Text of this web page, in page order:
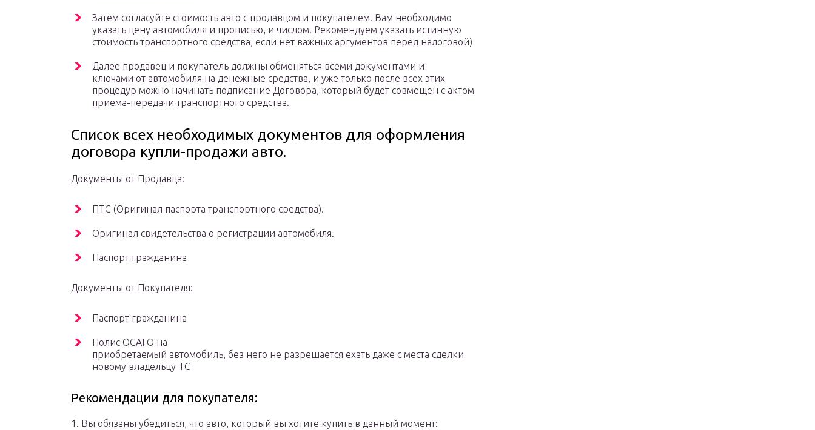
Затем согласуйте стоимость авто с продавцом и покупателем. Вам необходимо
указать цену автомобиля и прописью, и числом. Рекомендуем указать истинную
стоимость транспортного средства, если нет важных аргументов перед налоговой)
Далее продавец и покупатель должны обменяться всеми документами и
ключами от автомобиля на денежные средства, и уже только после всех этих
процедур можно начинать подписание Договора, который будет совмещен с актом
приема-передачи транспортного средства.
Список всех необходимых документов для оформления
договора купли-продажи авто.
Документы от Продавца:
ПТС (Оригинал паспорта транспортного средства).
Оригинал свидетельства о регистрации автомобиля.
Паспорт гражданина
Документы от Покупателя:
Паспорт гражданина
Полис ОСАГО на
приобретаемый автомобиль, без него не разрешается ехать даже с места сделки
новому владельцу ТС
Рекомендации для покупателя:
1. Вы обязаны убедиться, что авто, который вы хотите купить в данный момент: